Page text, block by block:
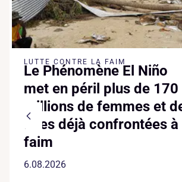
à la
LUTTE CONTRE LE
CLIMATIQUE
Canicule : « Chaque
dixième de degré
supplémentaire
augmenter les